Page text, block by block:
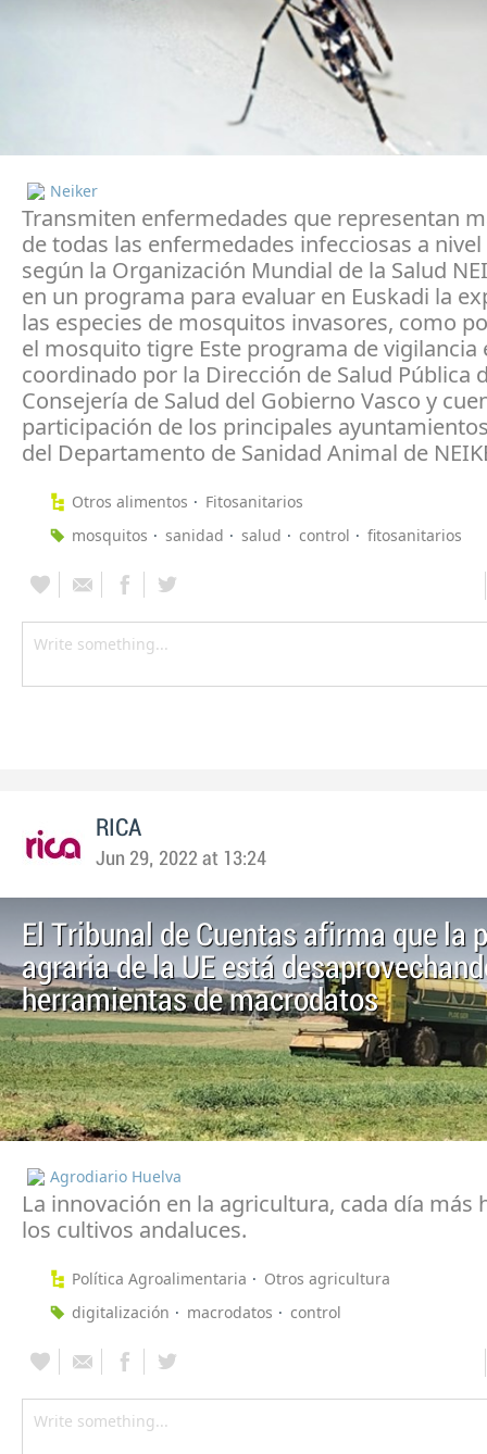
Neiker
Transmiten enfermedades que representan
de todas las enfermedades infecciosas a
según la Organización Mundial de la Salud
en un programa para evaluar en Euskadi la
las especies de mosquitos invasores, como
el mosquito tigre Este programa de vigilancia
coordinado por la Dirección de Salud Pública
Consejería de Salud del Gobierno Vasco y
participación de los principales
del Departamento de Sanidad Animal de
Otros alimentos
Fitosanitarios
mosquitos
sanidad salud control fitosanitarios
RICA
Jun 29, 2022 at 13:24
El Tribunal de Cuentas afirma que la
agraria de la UE está
herramientas de macrodatos
Agrodiario Huelva
La innovación en la agricultura, cada día más
los cultivos andaluces.
Política Agroalimentaria
Otros agricultura
digitalización
macrodatos control